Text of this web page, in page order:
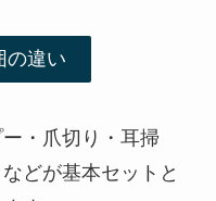
の違い
・爪切り・耳掃
どが基本セットと